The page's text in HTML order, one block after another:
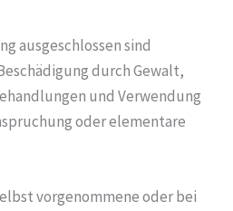
ausgeschlossen sind
durch Gewalt,
und Verwendung
oder elementare
vorgenommene oder bei